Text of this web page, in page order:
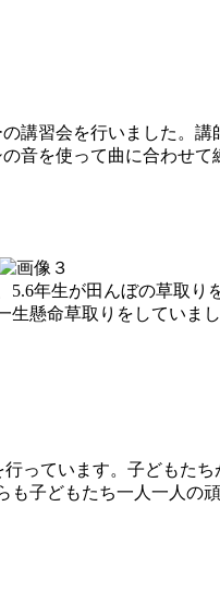
講習会を行いました。
音を使って曲に合わせ
年生が田んぼの草取
懸命草取りをしていま
っています。子どもた
子どもたち一人一人の